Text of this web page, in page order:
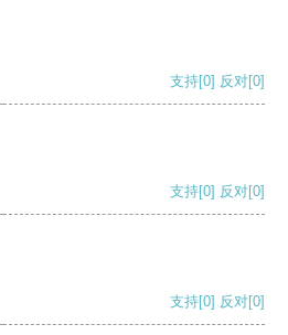
支持[0] 反对[0]
支持[0] 反对[0]
支持[0] 反对[0]